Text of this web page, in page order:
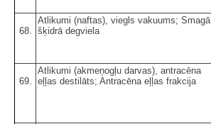
68.
Atlikumi (naftas), viegls vakuums; Smagā
šķidrā degviela
69.
Atlikumi (akmeņogļu darvas), antracēna
eļļas destilāts; Antracēna eļļas frakcija